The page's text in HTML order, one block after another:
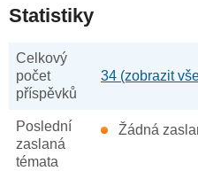
Statistiky
Celkový
počet
příspěvků
34 (zobrazit
Poslední
zaslaná
témata
Žádná